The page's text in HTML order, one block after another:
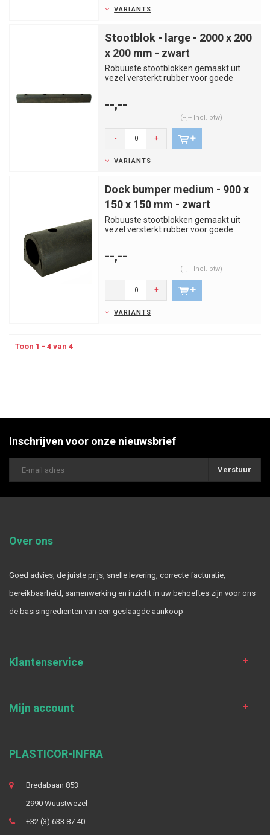
VARIANTS
Stootblok - large - 2000 x 200
x 200 mm - zwart
Robuuste stootblokken gemaakt uit
vezel versterkt rubber voor goede
--,--
(--,-- Incl. btw)
- +
VARIANTS
Dock bumper medium - 900 x
150 x 150 mm - zwart
Robuuste stootblokken gemaakt uit
vezel versterkt rubber voor goede
--,--
(--,-- Incl. btw)
- +
VARIANTS
Toon 1 - 4 van 4
Inschrijven voor onze nieuwsbrief
Verstuur
Over ons
Goed advies, de juiste prijs, snelle levering, correcte facturatie,
bereikbaarheid, samenwerking en inzicht in uw behoeftes zijn voor ons
de basisingrediënten van een geslaagde aankoop
Klantenservice
Mijn account
PLASTICOR-INFRA
Bredabaan 853
2990 Wuustwezel
+32 (3) 633 87 40